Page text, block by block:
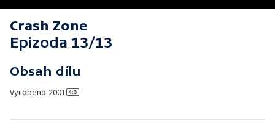
Crash Zone
Epizoda 13/13
Obsah dílu
Vyrobeno 2001